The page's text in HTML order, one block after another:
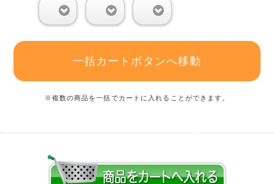
一括カートボタンへ移動
※複数の商品を一括でカートに入れることができます。